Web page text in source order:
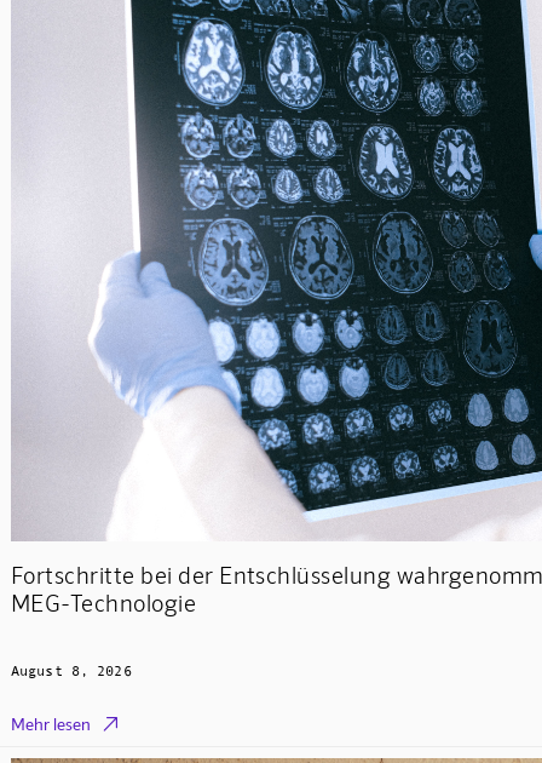
Fortschritte bei der Entschlüsselung
MEG-Technologie
August 8, 2026
Mehr lesen 